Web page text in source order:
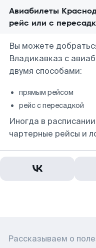
Авиабилеты
рейс или с
Вы можете
Владикавказ с
двумя способами:
прямым рейсом
рейс с пересадкой
Иногда в
чартерные рейсы и
Рассказываем о